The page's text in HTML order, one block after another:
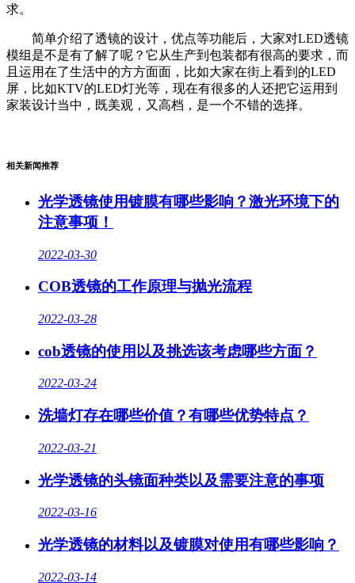
求。
简单介绍了透镜的设计，优点等功能后，大家对LED透镜
模组是不是有了解了呢？它从生产到包装都有很高的要求，而
且运用在了生活中的方方面面，比如大家在街上看到的LED
屏，比如KTV的LED灯光等，现在有很多的人还把它运用到
家装设计当中，既美观，又高档，是一个不错的选择。
相关新闻推荐
光学透镜使用镀膜有哪些影响？激光环境下的
注意事项！
2022-03-30
COB透镜的工作原理与抛光流程
2022-03-28
cob透镜的使用以及挑选该考虑哪些方面？
2022-03-24
洗墙灯存在哪些价值？有哪些优势特点？
2022-03-21
光学透镜的头镜面种类以及需要注意的事项
2022-03-16
光学透镜的材料以及镀膜对使用有哪些影响？
2022-03-14